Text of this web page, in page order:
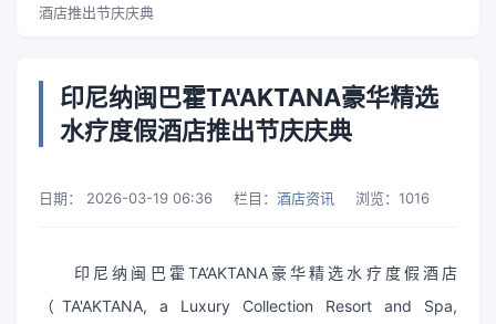
酒店推出节庆庆典
印尼纳闽巴霍TA'AKTANA豪华精选
水疗度假酒店推出节庆庆典
日期： 2026-03-19 06:36 栏目： 酒店资讯 浏览： 1016
印尼纳闽巴霍TA’AKTANA豪华精选水疗度假酒店
（TA'AKTANA, a Luxury Collection Resort and Spa,